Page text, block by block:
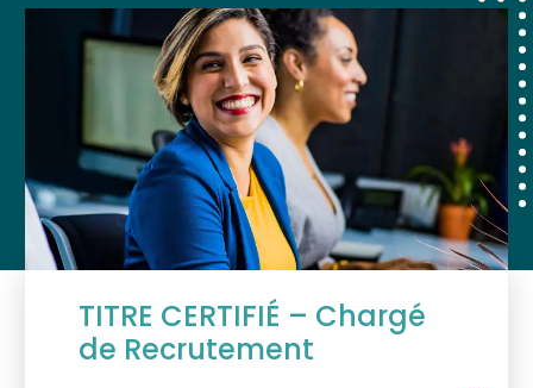
TITRE CERTIFIÉ – Chargé
de Recrutement